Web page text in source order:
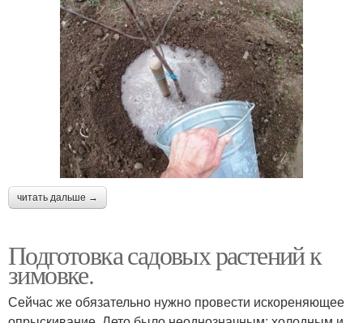
читать дальше →
Подготовка садовых растений к
зимовке.
Сейчас же обязательно нужно провести искореняющее